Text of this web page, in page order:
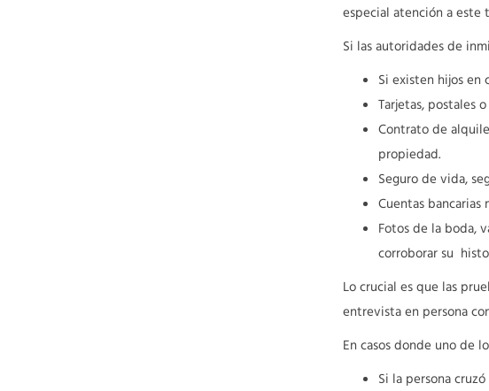
especial atención a este
Si las autoridades de
Si existen hijos en
Tarjetas, postales
Contrato de
propiedad.
Seguro de vida,
Cuentas bancarias
Fotos de la boda,
corroborar su
Lo crucial es que las
entrevista en persona
En casos donde uno de
Si la persona